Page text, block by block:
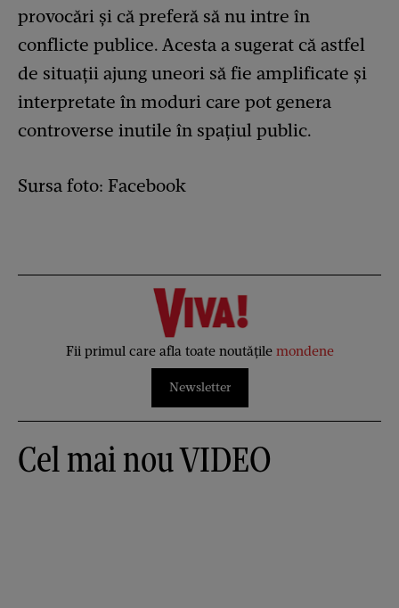
provocări și că preferă să nu intre în
conflicte publice. Acesta a sugerat că astfel
de situații ajung uneori să fie amplificate și
interpretate în moduri care pot genera
controverse inutile în spațiul public.
Sursa foto: Facebook
Fii primul care afla toate noutățile mondene
Newsletter
Cel mai nou VIDEO